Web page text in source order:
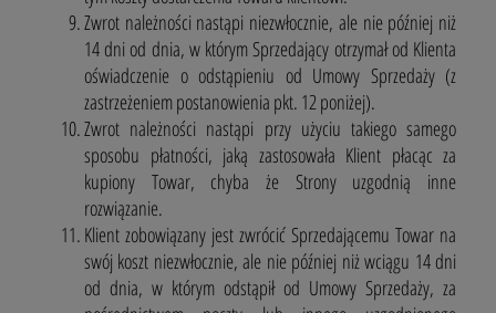
Zwrot należności nastąpi niezwłocznie, ale nie później niż
14 dni od dnia, w którym Sprzedający otrzymał od Klienta
oświadczenie o odstąpieniu od Umowy Sprzedaży (z
zastrzeżeniem postanowienia pkt. 12 poniżej).
Zwrot należności nastąpi przy użyciu takiego samego
sposobu płatności, jaką zastosowała Klient płacąc za
kupiony Towar, chyba że Strony uzgodnią inne
rozwiązanie.
Klient zobowiązany jest zwrócić Sprzedającemu Towar na
swój koszt niezwłocznie, ale nie później niż wciągu 14 dni
od dnia, w którym odstąpił od Umowy Sprzedaży, za